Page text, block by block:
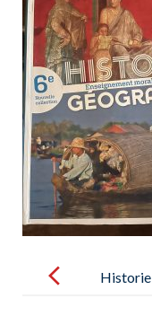
navigation
Historie